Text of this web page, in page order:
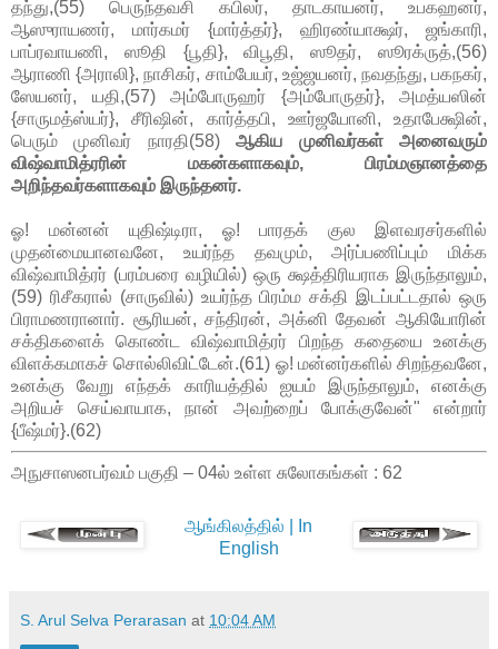
தந்து,(55) பெருந்தவசி கபிலர், தாடகாயனர், உபகஹனர்,
ஆஸுராயணர், மார்கமர் {மார்த்தர்}, ஹிரண்யாக்ஷர், ஜங்காரி,
பாப்ரவாயணி, ஸூதி {பூதி}, விபூதி, ஸூதர், ஸூரக்ருத்,(56)
ஆராணி {அராலி}, நாசிகர், சாம்பேயர், உஜ்ஜயனர், நவதந்து, பகநகர்,
ஸேயனர், யதி,(57) அம்போருஹர் {அம்போருதர்}, அமத்யஸின்
{சாருமத்ஸ்யர்}, சீரிஷின், கார்த்தபி, ஊர்ஜயோனி, உதாபேக்ஷின்,
பெரும் முனிவர் நாரதி(58)ஆகிய முனிவர்கள் அனைவரும்
விஷ்வாமித்ரரின் மகன்களாகவும், பிரம்மஞானத்தை
அறிந்தவர்களாகவும் இருந்தனர்.
ஓ! மன்னன் யுதிஷ்டிரா, ஓ! பாரதக் குல இளவரசர்களில்
முதன்மையானவனே, உயர்ந்த தவமும், அர்ப்பணிப்பும் மிக்க
விஷ்வாமித்ரர் (பரம்பரை வழியில்) ஒரு க்ஷத்திரியராக இருந்தாலும்,
(59) ரிசீகரால் (சாருவில்) உயர்ந்த பிரம்ம சக்தி இடப்பட்டதால் ஒரு
பிராமணரானார். சூரியன், சந்திரன், அக்னி தேவன் ஆகியோரின்
சக்திகளைக் கொண்ட விஷ்வாமித்ரர் பிறந்த கதையை உனக்கு
விளக்கமாகச் சொல்லிவிட்டேன்.(61) ஓ! மன்னர்களில் சிறந்தவனே,
உனக்கு வேறு எந்தக் காரியத்தில் ஐயம் இருந்தாலும், எனக்கு
அறியச் செய்வாயாக, நான் அவற்றைப் போக்குவேன்" என்றார்
{பீஷ்மர்}.(62)
அநுசாஸனபர்வம் பகுதி – 04ல் உள்ள சுலோகங்கள் : 62
ஆங்கிலத்தில் | In
English
S. Arul Selva Perarasan at 10:04 AM